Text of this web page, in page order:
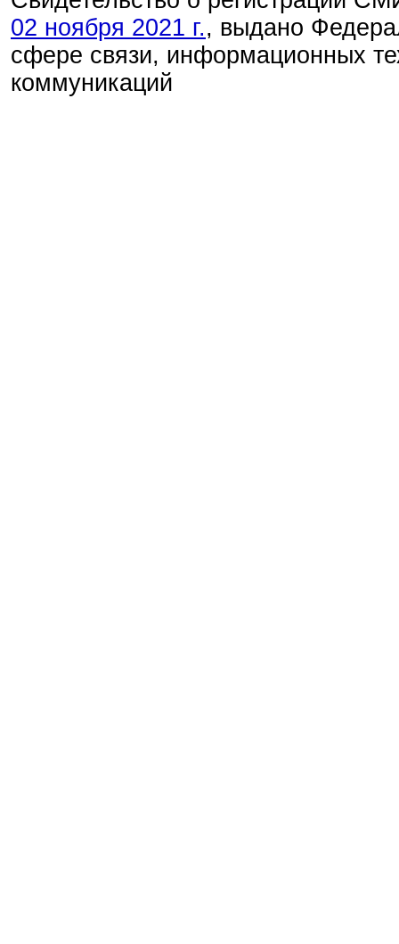
02 ноября 2021 г., выдано
сфере связи, информационных
коммуникаций